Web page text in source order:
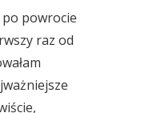
powrocie
raz od